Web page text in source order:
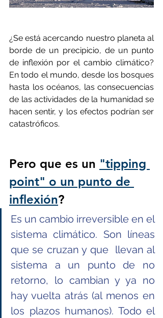
¿Se está acercando nuestro planeta al
borde de un precipicio, de un punto
de inflexión por el cambio climático?
En todo el mundo, desde los bosques
hasta los océanos, las consecuencias
de las actividades de la humanidad se
hacen sentir, y los efectos podrían ser
catastróficos.
Pero que es un "tipping
point" o un punto de
inflexión?
Es un cambio irreversible en el
sistema climático. Son líneas
que se cruzan y que  llevan al
sistema a un punto de no
retorno, lo cambian y ya no
hay vuelta atrás (al menos en
los plazos humanos). Todo el